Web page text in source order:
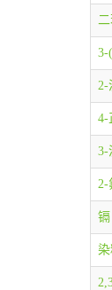
3-
2-
4-
3-
2-
镉